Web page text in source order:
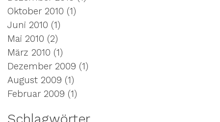
Oktober 2010 (1)
Juni 2010 (1)
Mai 2010 (2)
März 2010 (1)
Dezember 2009 (1)
August 2009 (1)
Februar 2009 (1)